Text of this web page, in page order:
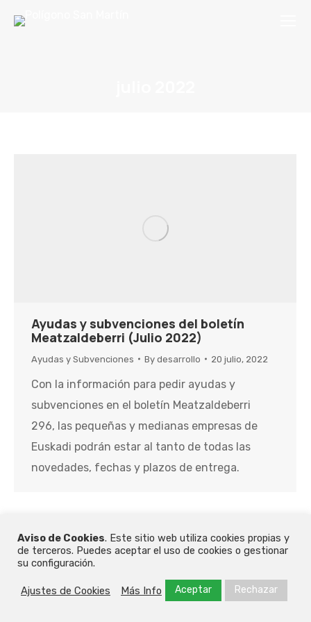
Ayudas y subvenciones del boletín
Meatzaldeberri (Julio 2022)
Ayudas y Subvenciones By desarrollo 20 julio, 2022
Con la información para pedir ayudas y
subvenciones en el boletín Meatzaldeberri
296, las pequeñas y medianas empresas de
Euskadi podrán estar al tanto de todas las
novedades, fechas y plazos de entrega.
©2026 - Polígono San Martín | Todos los derechos reservados |
Diseñado porFrikitek
Aviso Legal
Aviso de Cookies. Este sitio web utiliza cookies propias y
de terceros. Puedes aceptar el uso de cookies o gestionar
su configuración.
Ajustes de Cookies Más Info Aceptar Rechazar